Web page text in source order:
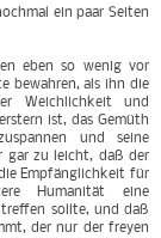
ein paar Seiten
eben so wenig vor
bewahren, als ihn die
Weichlichkeit und
ist, das Gemüth
und seine
gar zu leicht, daß der
Empfänglichkeit für
Humanität eine
sollte, und daß
der nur der freyen